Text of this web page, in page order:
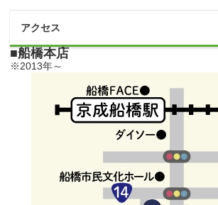
アクセス
■船橋本店
※2013年～